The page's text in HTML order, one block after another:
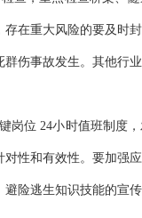
在重大风险的要及时
伤事故发生。其他行
岗位24小时值班制度
性和有效性。要加强
险逃生知识技能的宣